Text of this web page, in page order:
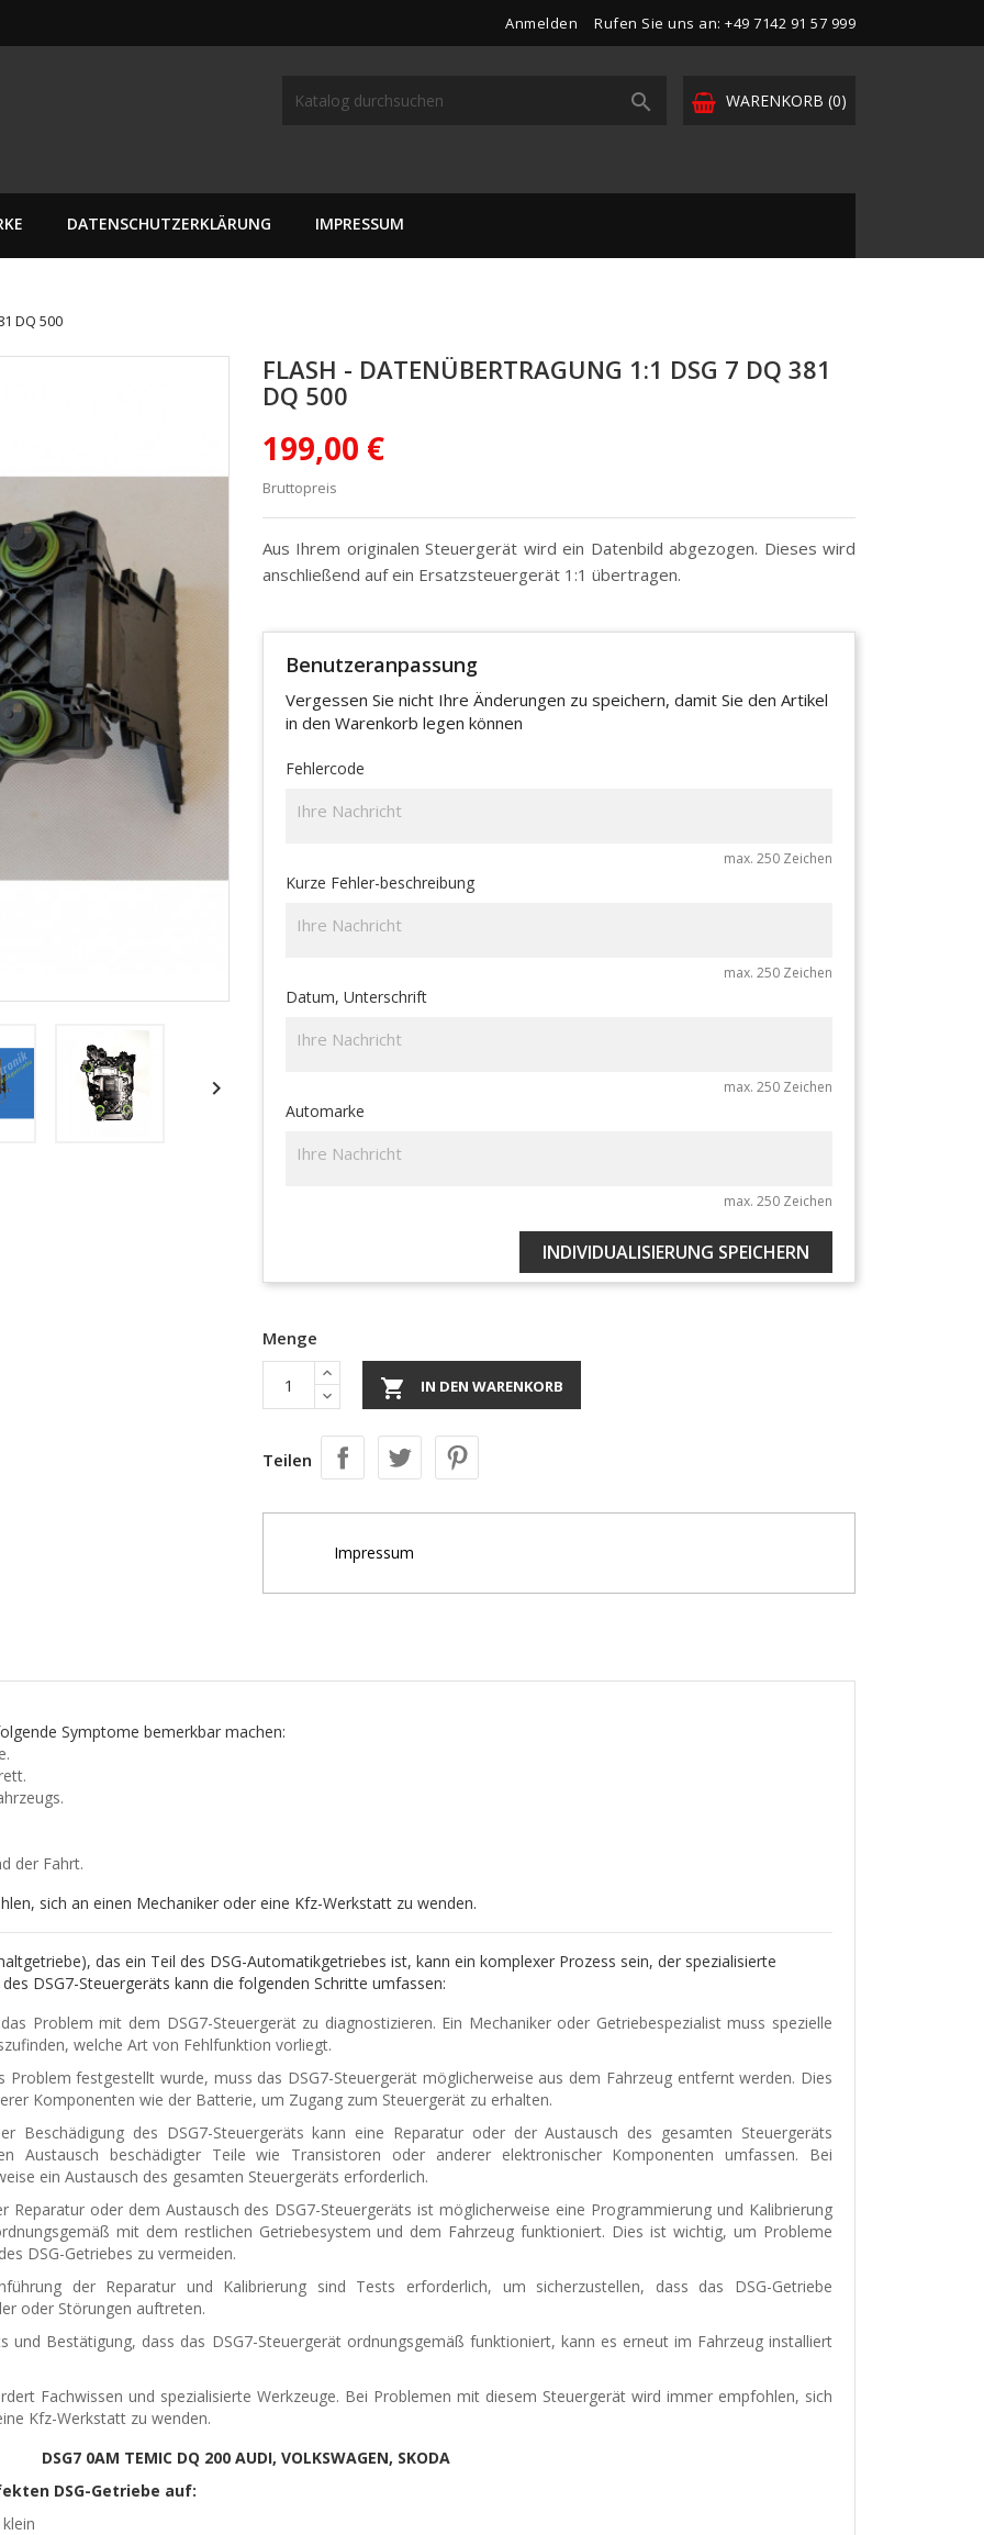
Anmelden Rufen Sie uns an: +49 7142 91 57 999
WARENKORB (0)

DATENSCHUTZERKLÄRUNG IMPRESSUM
DQ 500

FLASH - DATENÜBERTRAGUNG 1:1 DSG 7 DQ 381
DQ 500
199,00 €
Bruttopreis
Aus Ihrem originalen Steuergerät wird ein Datenbild abgezogen. Dieses wird
anschließend auf ein Ersatzsteuergerät 1:1 übertragen.
Benutzeranpassung
Vergessen Sie nicht Ihre Änderungen zu speichern, damit Sie den Artikel
in den Warenkorb legen können
Fehlercode
max. 250 Zeichen
Kurze Fehler-beschreibung
max. 250 Zeichen
Datum, Unterschrift
max. 250 Zeichen
Automarke
max. 250 Zeichen
INDIVIDUALISIERUNG SPEICHERN
Menge
 IN DEN WARENKORB
Teilen
Impressum
Symptome bemerkbar machen:
der Fahrt.
sich an einen Mechaniker oder eine Kfz-Werkstatt zu wenden.
das ein Teil des DSG-Automatikgetriebes ist, kann ein komplexer Prozess sein, der spezialisierte
DSG7-Steuergeräts kann die folgenden Schritte umfassen:
Problem mit dem DSG7-Steuergerät zu diagnostizieren. Ein Mechaniker oder Getriebespezialist muss spezielle
welche Art von Fehlfunktion vorliegt.
Problem festgestellt wurde, muss das DSG7-Steuergerät möglicherweise aus dem Fahrzeug entfernt werden. Dies
Komponenten wie der Batterie, um Zugang zum Steuergerät zu erhalten.
Beschädigung des DSG7-Steuergeräts kann eine Reparatur oder der Austausch des gesamten Steuergeräts
Austausch beschädigter Teile wie Transistoren oder anderer elektronischer Komponenten umfassen. Bei
ein Austausch des gesamten Steuergeräts erforderlich.
Reparatur oder dem Austausch des DSG7-Steuergeräts ist möglicherweise eine Programmierung und Kalibrierung
mit dem restlichen Getriebesystem und dem Fahrzeug funktioniert. Dies ist wichtig, um Probleme
DSG-Getriebes zu vermeiden.
der Reparatur und Kalibrierung sind Tests erforderlich, um sicherzustellen, dass das DSG-Getriebe
oder Störungen auftreten.
und Bestätigung, dass das DSG7-Steuergerät ordnungsgemäß funktioniert, kann es erneut im Fahrzeug installiert
Fachwissen und spezialisierte Werkzeuge. Bei Problemen mit diesem Steuergerät wird immer empfohlen, sich
Kfz-Werkstatt zu wenden.
DSG7 0AM TEMIC DQ 200 AUDI, VOLKSWAGEN, SKODA
DSG-Getriebe auf: